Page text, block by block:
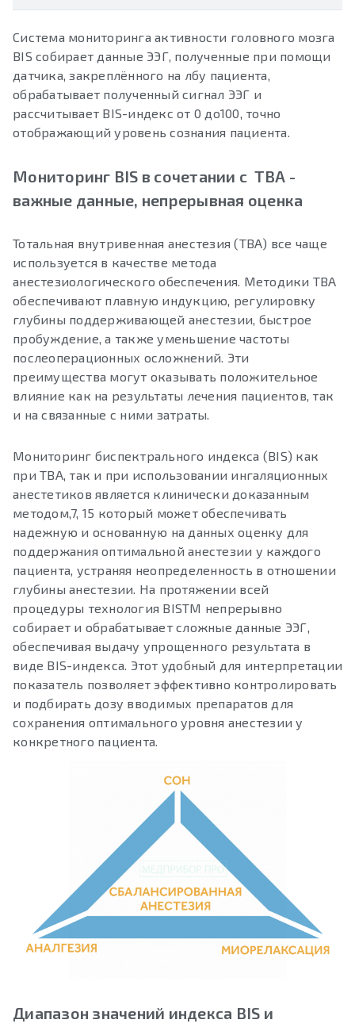
Система мониторинга активности головного мозга
BIS собирает данные ЭЭГ, полученные при помощи
датчика, закреплённого на лбу пациента,
обрабатывает полученный сигнал ЭЭГ и
рассчитывает BIS-индекс от 0 до100, точно
отображающий уровень сознания пациента.
Мониторинг BIS в сочетании с TBA -
важные данные, непрерывная оценка
Тотальная внутривенная анестезия (ТВА) все чаще
используется в качестве метода
анестезиологического обеспечения. Методики ТВА
обеспечивают плавную индукцию, регулировку
глубины поддерживающей анестезии, быстрое
пробуждение, а также уменьшение частоты
послеоперационных осложнений. Эти
преимущества могут оказывать положительное
влияние как на результаты лечения пациентов, так
и на связанные с ними затраты.
Мониторинг биспектрального индекса (BIS) как
при ТВА, так и при использовании ингаляционных
анестетиков является клинически доказанным
методом,7, 15 который может обеспечивать
надежную и основанную на данных оценку для
поддержания оптимальной анестезии у каждого
пациента, устраняя неопределенность в отношении
глубины анестезии. На протяжении всей
процедуры технология BISTM непрерывно
собирает и обрабатывает сложные данные ЭЭГ,
обеспечивая выдачу упрощенного результата в
виде BIS-индекса. Этот удобный для интерпретации
показатель позволяет эффективно контролировать
и подбирать дозу вводимых препаратов для
сохранения оптимального уровня анестезии у
конкретного пациента.
Диапазон значений индекса BIS и